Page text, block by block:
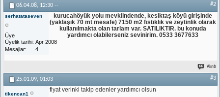
06.04.08, 12:30 -- #2
serhatataseven
Üye
Üyelik tarihi Apr 2008
Mesajlar
4
kurucahöyük yolu mevkiindende, kesiktaş köyü girişinde
(yaklaşık 70 mt mesafe) 7150 m2 fıstıklık ve zeytinlik olarak
kullanılmakta olan tarlam var. SATILIKTIR. bu konuda
yardımcı olabilerseniz sevinirim. 0533 3677633
Alıntı
25.01.09, 01:03 -- #3
tikencan1
fiyat verinki takip edenler yardımcı olsun